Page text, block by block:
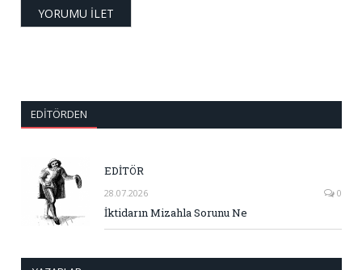
EDITÖRDEN
EDİTÖR
28.07.2026 0
İktidarın Mizahla Sorunu Ne